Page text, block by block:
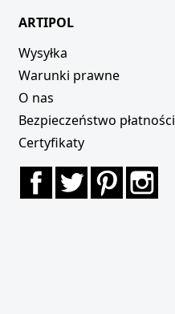
ARTIPOL
Wysyłka
Warunki prawne
O nas
Bezpieczeństwo płatności
Certyfikaty
FacebookTwitterPinterest